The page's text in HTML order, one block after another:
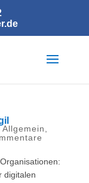
Allgemein
digitalen